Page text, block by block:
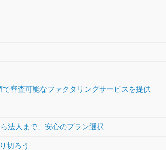
審査可能なファクタリングサービスを提供
法人まで、安心のプラン選択
切ろう